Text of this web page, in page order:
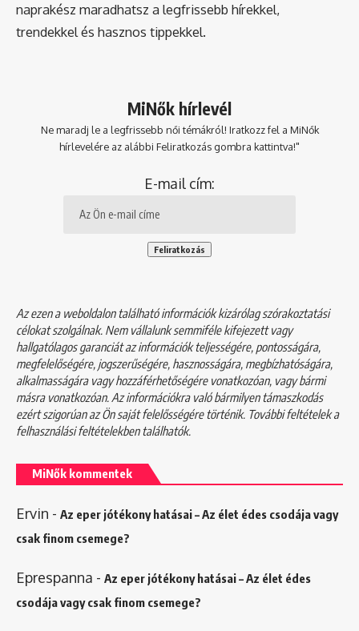
naprakész maradhatsz a legfrissebb hírekkel,
trendekkel és hasznos tippekkel.
MiNők hírlevél
Ne maradj le a legfrissebb női témákról! Iratkozz fel a MiNők
hírlevelére az alábbi Feliratkozás gombra kattintva!"
E-mail cím:
Az ezen a weboldalon található információk kizárólag szórakoztatási
célokat szolgálnak. Nem vállalunk semmiféle kifejezett vagy
hallgatólagos garanciát az információk teljességére, pontosságára,
megfelelőségére, jogszerűségére, hasznosságára, megbízhatóságára,
alkalmasságára vagy hozzáférhetőségére vonatkozóan, vagy bármi
másra vonatkozóan. Az információkra való bármilyen támaszkodás
ezért szigorúan az Ön saját felelősségére történik. További feltételek a
felhasználási feltételekbentalálhatók.
MiNők kommentek
Ervin - Az eper jótékony hatásai – Az élet édes csodája vagy
csak finom csemege?
Eprespanna - Az eper jótékony hatásai – Az élet édes
csodája vagy csak finom csemege?